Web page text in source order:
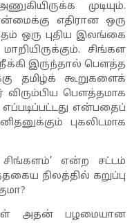
முடியும்.
எதிரான ஒரு
ஒரு புதிய இலங்கை
சிங்கள
இருந்தால் பௌத்த
தமிழ்க் கூறுகளைக்
விரும்பிய பௌத்தமாக
எப்படிப்பட்டது என்பதைப்
புகலிடமாக
சிங்களம்’ என்ற சட்டம்
நிலத்தில் கறுப்பு
?
அதன் பழமையான